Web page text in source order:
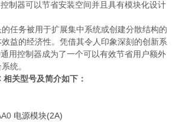
制器可以节省安装空间并且具有模块化设计
任务被用于扩展集中系统或创建分散结构的
益的经济性。凭借其令人印象深刻的创新系
用控制器成为了一个可以有效节省用户额外
统。
关型号及简介如下：
电源模块(2A)